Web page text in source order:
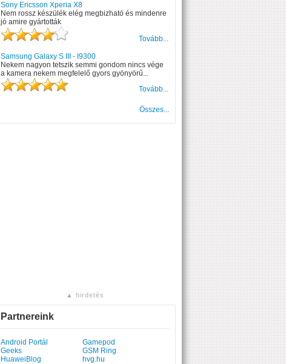
Sony Ericsson Xperia X8
Nem rossz készülék elég megbizható és mindenre
jó amire gyártották
Tovább...
Samsung Galaxy S III - I9300
Nekem nagyon tetszik semmi gondom nincs vége
a kamera nekem megfelelő gyors gyönyörű...
Tovább...
Összes...
▲ hirdetés
Partnereink
Android Portál
Gamepod
Geeks
GSM Ring
HuaweiBlog
hvg.hu